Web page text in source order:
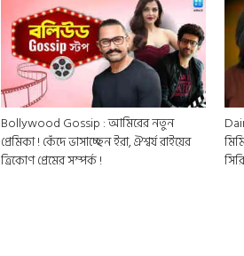
Bollywood Gossip : আমিরের নতুন
প্রেমিকা ! কেঁদে ভাসাচ্ছেন ইরা, ঐশ্বর্য রাইয়ের
ত্রিকোণ প্রেমের সম্পর্ক !